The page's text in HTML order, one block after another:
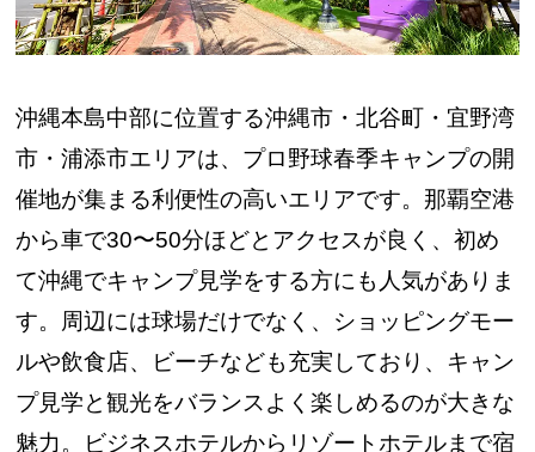
沖縄本島中部に位置する沖縄市・北谷町・宜野湾
市・浦添市エリアは、プロ野球春季キャンプの開
催地が集まる利便性の高いエリアです。那覇空港
から車で30〜50分ほどとアクセスが良く、初め
て沖縄でキャンプ見学をする方にも人気がありま
す。周辺には球場だけでなく、ショッピングモー
ルや飲食店、ビーチなども充実しており、キャン
プ見学と観光をバランスよく楽しめるのが大きな
魅力。ビジネスホテルからリゾートホテルまで宿